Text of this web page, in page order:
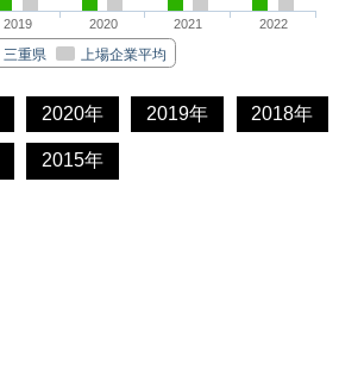
三重県 上場企業平均
2019 2020 2021 2022
2020年 2019年 2018年
2015年